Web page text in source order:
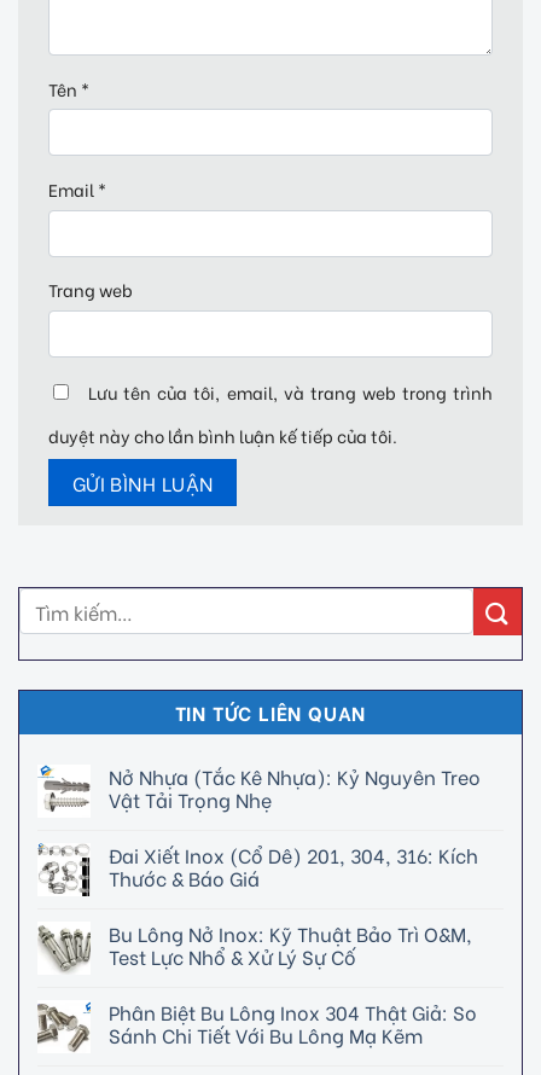
Tên *
Email *
Trang web
Lưu tên của tôi, email, và trang web trong trình
duyệt này cho lần bình luận kế tiếp của tôi.
TIN TỨC LIÊN QUAN
Nở Nhựa (Tắc Kê Nhựa): Kỷ Nguyên Treo
Vật Tải Trọng Nhẹ
Đai Xiết Inox (Cổ Dê) 201, 304, 316: Kích
Thước & Báo Giá
Bu Lông Nở Inox: Kỹ Thuật Bảo Trì O&M,
Test Lực Nhổ & Xử Lý Sự Cố
Phân Biệt Bu Lông Inox 304 Thật Giả: So
Sánh Chi Tiết Với Bu Lông Mạ Kẽm